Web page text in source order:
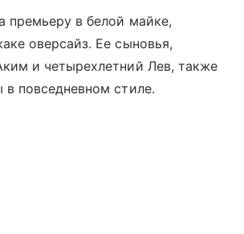
премьеру в белой майке,
оверсайз. Ее сыновья,
и четырехлетний Лев, также
повседневном стиле.